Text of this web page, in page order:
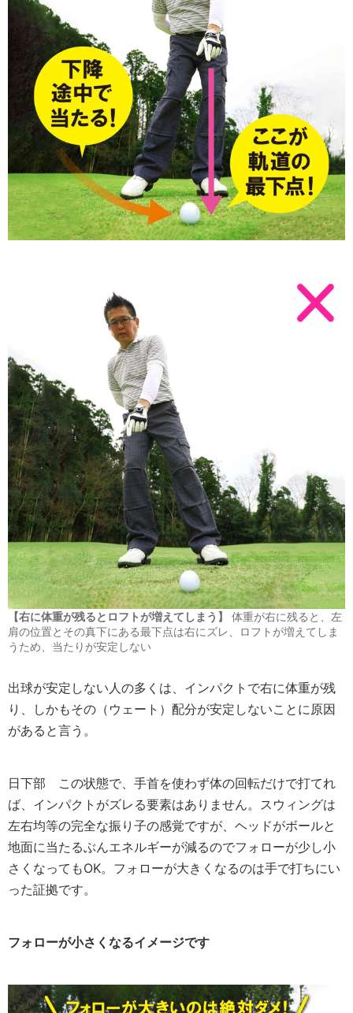
【右に体重が残るとロフトが増えてしまう】
体重が右に残ると、左
肩の位置とその真下にある最下点は右にズレ、ロフトが増えてしま
うため、当たりが安定しない
出球が安定しない人の多くは、インパクトで右に体重が残
り、しかもその（ウェート）配分が安定しないことに原因
があると言う。
日下部 この状態で、手首を使わず体の回転だけで打てれ
ば、インパクトがズレる要素はありません。スウィングは
左右均等の完全な振り子の感覚ですが、ヘッドがボールと
地面に当たるぶんエネルギーが減るのでフォローが少し小
さくなってもOK。フォローが大きくなるのは手で打ちにい
った証拠です。
フォローが小さくなるイメージです